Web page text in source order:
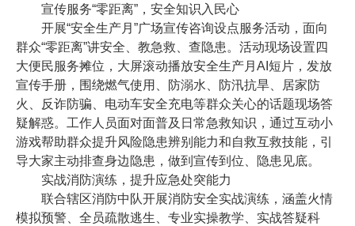
宣传服务“零距离”，安全知识入民心
开展“安全生产月”广场宣传咨询设点服务活动，面向
群众“零距离”讲安全、教急救、查隐患。活动现场设置四
大便民服务摊位，大屏滚动播放安全生产月AI短片，发放
宣传手册，围绕燃气使用、防溺水、防汛抗旱、居家防
火、反诈防骗、电动车安全充电等群众关心的话题现场答
疑解惑。工作人员面对面普及日常急救知识，通过互动小
游戏帮助群众提升风险隐患辨别能力和自救互救技能，引
导大家主动排查身边隐患，做到宣传到位、隐患见底。
实战消防演练，提升应急处突能力
联合辖区消防中队开展消防安全实战演练，涵盖火情
模拟预警、全员疏散逃生、专业实操教学、实战答疑科